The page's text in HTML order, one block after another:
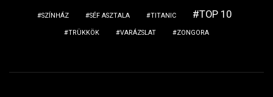
SZÍNHÁZ SÉF ASZTALA TITANIC TOP 10
TRÜKKÖK VARÁZSLAT ZONGORA